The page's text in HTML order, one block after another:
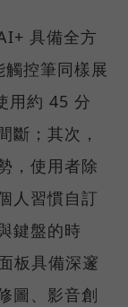
具備全方
控筆同樣展
用約 45 分
斷；其次，
，使用者除
人習慣自訂
鍵盤的時
板具備深邃
圖、影音創